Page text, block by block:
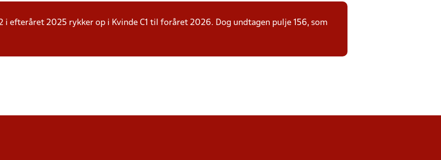
i efteråret 2025 rykker op i Kvinde C1 til foråret 2026. Dog undtagen pulje 156, som